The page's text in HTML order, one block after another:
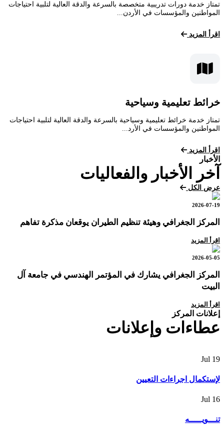
تمتاز خدمة دورات تدريبية متخصصة بالسرعة والدقة العالية لتلبية احتياجات
المواطنين والمؤسسات في الأردن...
اقرأ المزيد
خرائط تعليمية وسياحية
تمتاز خدمة خرائط تعليمية وسياحية بالسرعة والدقة العالية لتلبية احتياجات
المواطنين والمؤسسات في الأرد...
اقرأ المزيد
الأخبار
آخر الأخبار والفعاليات
عرض الكل
2026-07-19
المركز الجغرافي وهيئة تنظيم الطيران يوقعان مذكرة تفاهم
اقرأ المزيد
2026-05-05
المركز الجغرافي يشارك في المؤتمر الهندسي في جامعة آل
البيت
اقرأ المزيد
إعلانات المركز
عطاءات وإعلانات
19
Jul
لإستكمال اجراءات التعيين
16
Jul
تنـــويـــــه